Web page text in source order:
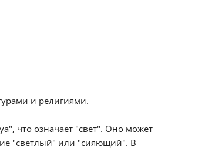
и религиями.
что означает "свет". Оно может
"светлый" или "сияющий". В